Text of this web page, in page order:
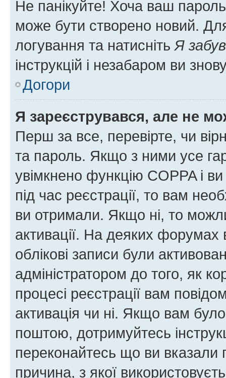
Не панікуйте! Хоча ваш
може бути створено новий.
логування та натисніть Я
інструкцій і незабаром ви
Догори
Я зареєструвався, але не
Перш за все, перевірте, чи
та пароль. Якщо з ними усе
увімкнено функцію COPPA і
під час реєстрації, то вам
ви отримали. Якщо ні, то
активації. На деяких форумах
облікові записи були
адміністратором до того, як
процесі реєстрації вам
активація чи ні. Якщо вам
поштою, дотримуйтесь
переконайтесь що ви
причина, з якої